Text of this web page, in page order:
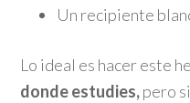
Un recipiente
Lo ideal es hacer este
donde estudies,pero